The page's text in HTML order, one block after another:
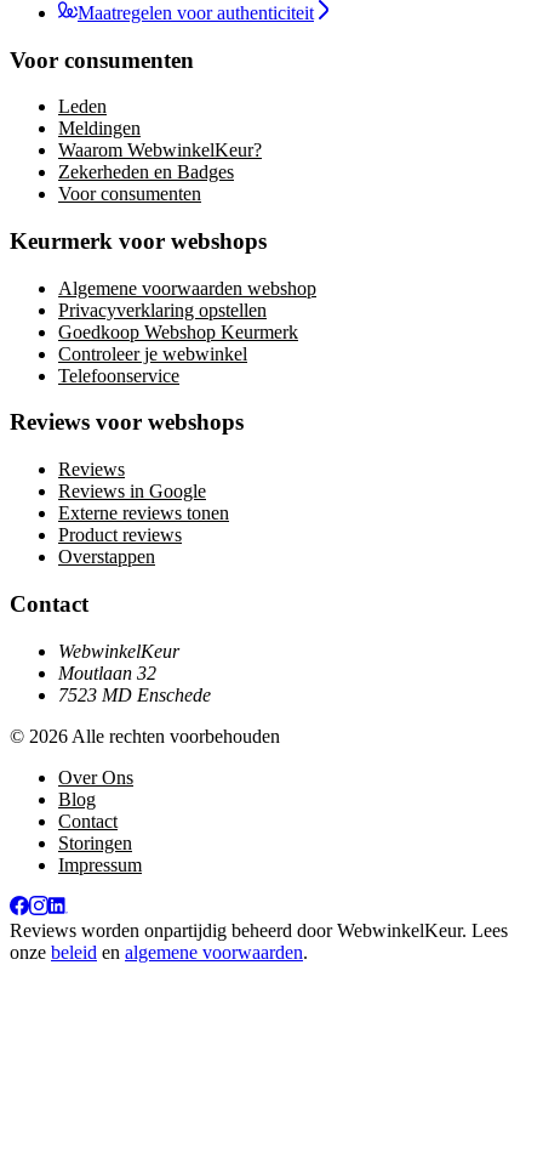
Maatregelen voor authenticiteit
Voor consumenten
Leden
Meldingen
Waarom WebwinkelKeur?
Zekerheden en Badges
Voor consumenten
Keurmerk voor webshops
Algemene voorwaarden webshop
Privacyverklaring opstellen
Goedkoop Webshop Keurmerk
Controleer je webwinkel
Telefoonservice
Reviews voor webshops
Reviews
Reviews in Google
Externe reviews tonen
Product reviews
Overstappen
Contact
WebwinkelKeur
Moutlaan 32
7523 MD Enschede
© 2026 Alle rechten voorbehouden
Over Ons
Blog
Contact
Storingen
Impressum
Reviews worden onpartijdig beheerd doorWebwinkelKeur. Lees
onze beleid en algemene voorwaarden.